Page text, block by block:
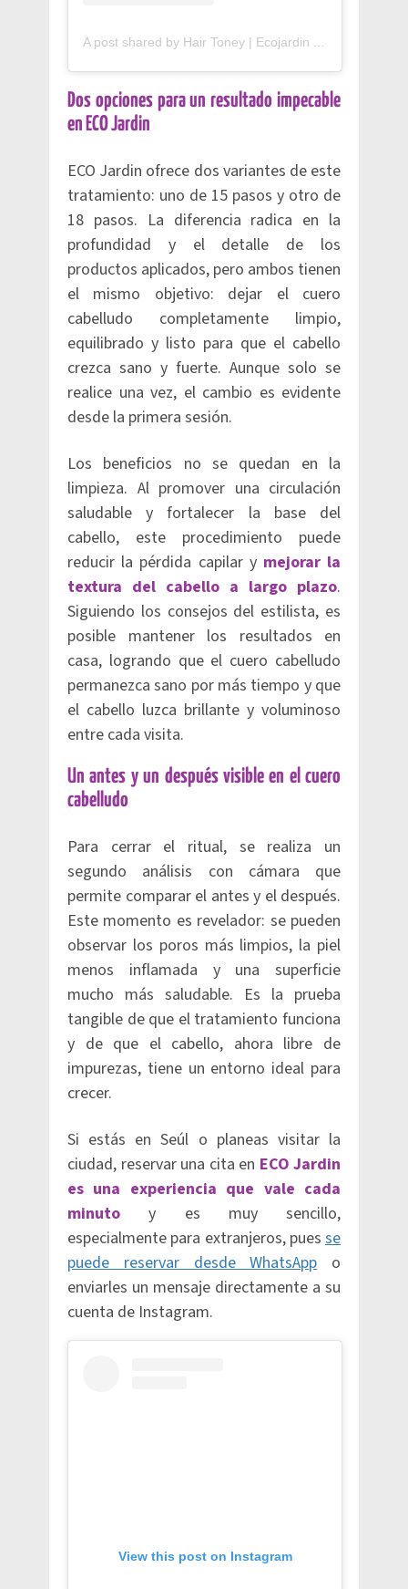
Dos opciones para un resultado impecable
en ECO Jardin
ECO Jardin ofrece dos variantes de este
tratamiento: uno de 15 pasos y otro de
18 pasos. La diferencia radica en la
profundidad y el detalle de los
productos aplicados, pero ambos tienen
el mismo objetivo: dejar el cuero
cabelludo completamente limpio,
equilibrado y listo para que el cabello
crezca sano y fuerte. Aunque solo se
realice una vez, el cambio es evidente
desde la primera sesión.
Los beneficios no se quedan en la
limpieza. Al promover una circulación
saludable y fortalecer la base del
cabello, este procedimiento puede
reducir la pérdida capilar y mejorar la
textura del cabello a largo plazo.
Siguiendo los consejos del estilista, es
posible mantener los resultados en
casa, logrando que el cuero cabelludo
permanezca sano por más tiempo y que
el cabello luzca brillante y voluminoso
entre cada visita.
Un antes y un después visible en el cuero
cabelludo
Para cerrar el ritual, se realiza un
segundo análisis con cámara que
permite comparar el antes y el después.
Este momento es revelador: se pueden
observar los poros más limpios, la piel
menos inflamada y una superficie
mucho más saludable. Es la prueba
tangible de que el tratamiento funciona
y de que el cabello, ahora libre de
impurezas, tiene un entorno ideal para
crecer.
Si estás en Seúl o planeas visitar la
ciudad, reservar una cita en ECO Jardin
es una experiencia que vale cada
minutoy es muy sencillo,
especialmente para extranjeros, pues se
puede reservar desde WhatsApp o
enviarles un mensaje directamente a su
cuenta de Instagram.
View this post on Instagram